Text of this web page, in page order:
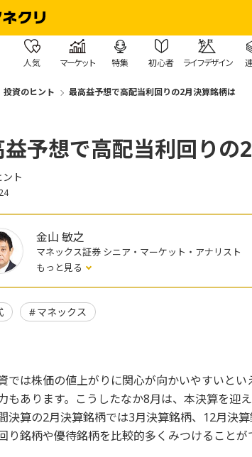
人気 マーケット 特集 初心者 ライフデザイン
投資のヒント 最高益予想で高配当利回りの2月決算銘柄は
益予想で高配当利回りの
ト
金山 敏之
マネックス証券 シニア・マーケット・アナリスト
もっと見る
マネックス
では株価の値上がりに関心が向かいやすいと
もあります。こうしたなか8月は、本決算を迎
決算の2月決算銘柄では3月決算銘柄、12月決
り銘柄や優待銘柄を比較的多くみつけることが